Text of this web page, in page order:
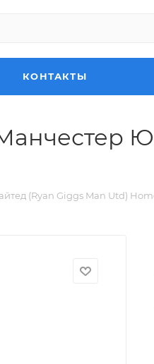
КОНТАКТЫ
(Ryan Giggs Man Utd)